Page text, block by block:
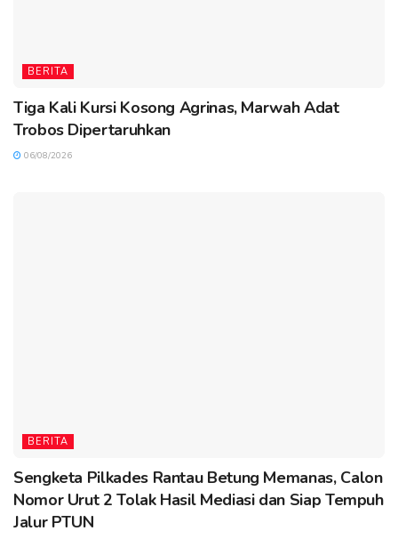
BERITA
Tiga Kali Kursi Kosong Agrinas, Marwah Adat
Trobos Dipertaruhkan
06/08/2026
BERITA
Sengketa Pilkades Rantau Betung Memanas, Calon
Nomor Urut 2 Tolak Hasil Mediasi dan Siap Tempuh
Jalur PTUN